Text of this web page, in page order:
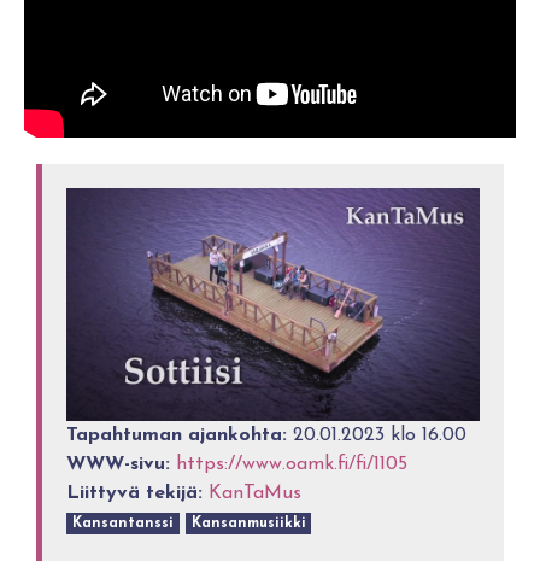
Tapahtuman ajankohta: 20.01.2023 klo 16.00
WWW-sivu: https://www.oamk.fi/fi/1105
Liittyvä tekijä: KanTaMus
Kansantanssi Kansanmusiikki